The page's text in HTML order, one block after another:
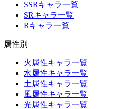
SSRキャラ一覧
SRキャラ一覧
Rキャラ一覧
属性別
火属性キャラ一覧
水属性キャラ一覧
土属性キャラ一覧
風属性キャラ一覧
光属性キャラ一覧